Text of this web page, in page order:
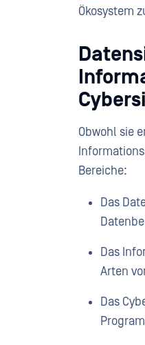
Ökosystem
Obwohl sie
Bereiche:
Das
Das
Arten
Das